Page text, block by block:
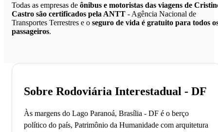
Todas as empresas de ônibus e motoristas das viagens de
Castro são certificados pela ANTT - Agência Nacional de
Transportes Terrestres e o seguro de vida é gratuito para todos
passageiros.
Sobre Rodoviária Interestadual - DF
Às margens do Lago Paranoá, Brasília - DF é o berço
político do país, Patrimônio da Humanidade com arquitetura